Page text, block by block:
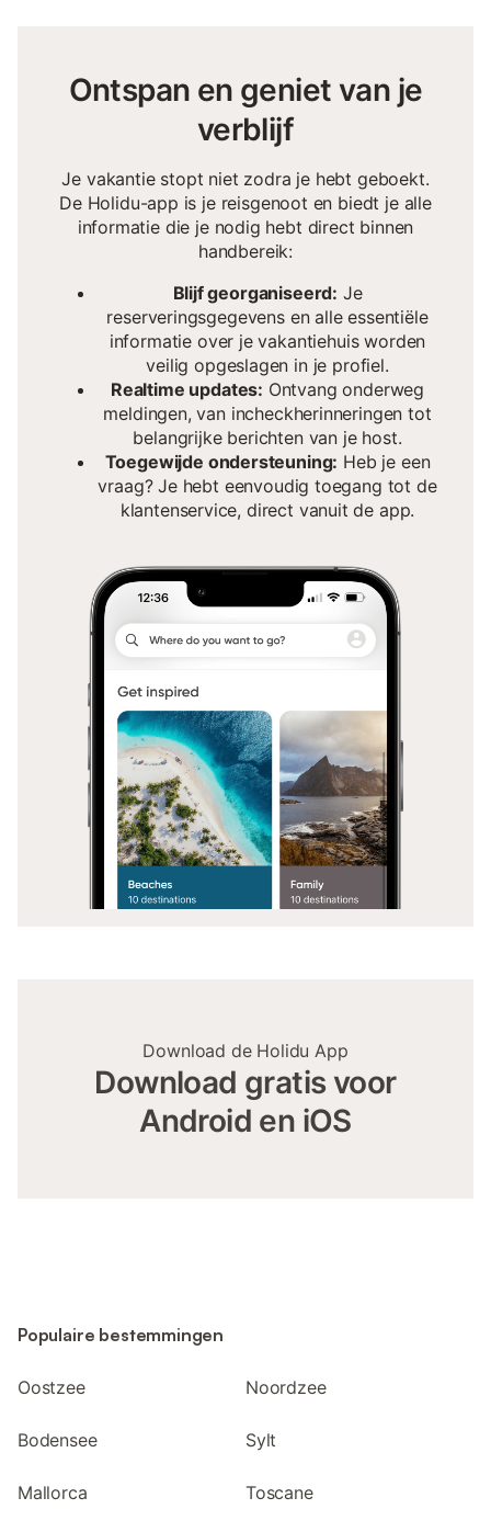
Ontspan en geniet van je
verblijf
Je vakantie stopt niet zodra je hebt geboekt.
De Holidu-app is je reisgenoot en biedt je alle
informatie die je nodig hebt direct binnen
handbereik:
Blijf georganiseerd: Je
reserveringsgegevens en alle essentiële
informatie over je vakantiehuis worden
veilig opgeslagen in je profiel.
Realtime updates: Ontvang onderweg
meldingen, van incheckherinneringen tot
belangrijke berichten van je host.
Toegewijde ondersteuning: Heb je een
vraag? Je hebt eenvoudig toegang tot de
klantenservice, direct vanuit de app.
Download de Holidu App
Download gratis voor
Android en iOS
Populaire bestemmingen
Oostzee Noordzee
Bodensee Sylt
Mallorca Toscane